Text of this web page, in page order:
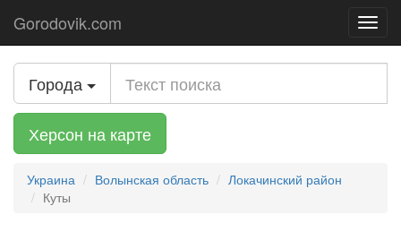
Gorodovik.com
Города
Херсон на карте
Украина Волынская область
Локачинский район
Куты